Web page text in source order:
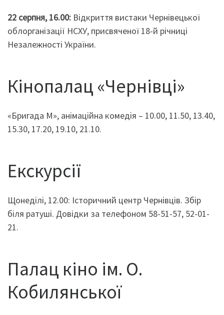
22 серпня, 16.00: Відкриття вистаки Чернівецької
облорганізації НСХУ, присвяченої 18-й річниці
Незалежності України.
Кінопалац «Чернівці»
«Бригада М», анімаційна комедія – 10.00, 11.50, 13.40,
15.30, 17.20, 19.10, 21.10.
Екскурсії
Щонеділі, 12.00: Історичний центр Чернівців. Збір
біля ратуші. Довідки за телефоном 58-51-57, 52-01-
21.
Палац кіно ім. О.
Кобилянської